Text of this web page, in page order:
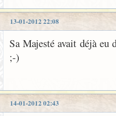
13-01-2012 22:08
Sa Majesté avait déjà
;-)
14-01-2012 02:43